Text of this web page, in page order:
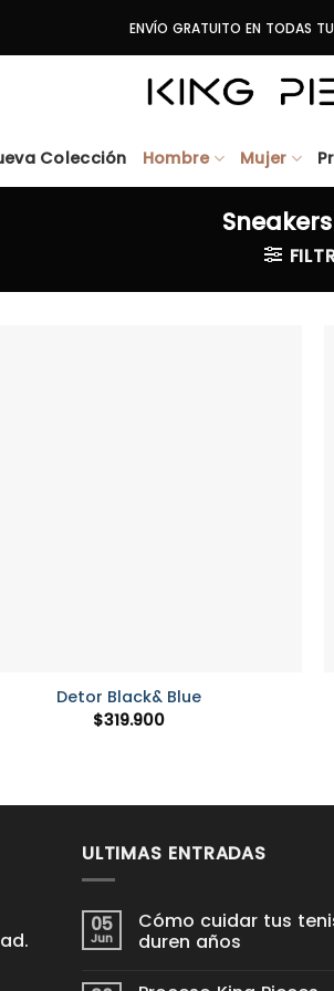
ENVÍO GRATUITO EN TODAS
Colección Hombre Mujer
Detor Black& Blue
$319.900
ULTIMAS ENTRADAS
05
Jun
Cómo cuidar tus
duren años